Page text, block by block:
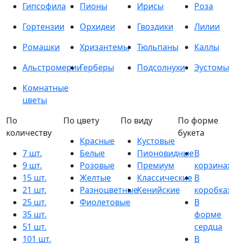
Гипсофила
Пионы Ирисы
Роза
Гортензии
Орхидеи Гвоздики
Лилии
Ромашки
Хризантемы Тюльпаны
Каллы
АльстромерииГерберы Подсолнухи
Эустомы
Комнатные
цветы
По
количеству
7 шт.
9 шт.
15 шт.
21 шт.
25 шт.
35 шт.
51 шт.
101 шт.
По цвету
Красные
Белые
Розовые
Желтые
Разноцветные
Фиолетовые
По виду
Кустовые
Пионовидные
Премиум
Классические
Кенийские
По форме
букета
В
В
В
форме
сердца
В